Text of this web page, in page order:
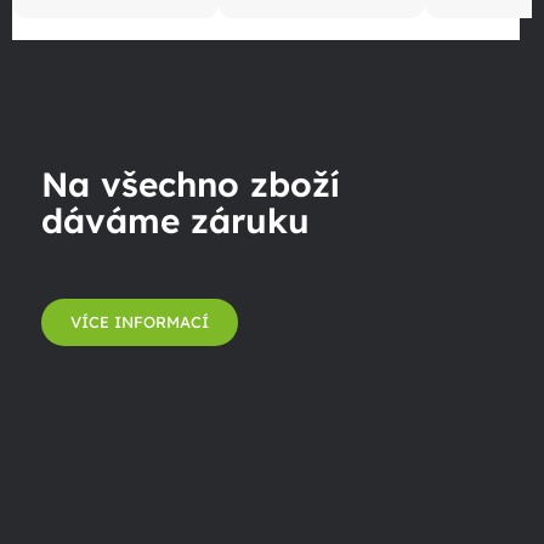
Na všechno zboží
dáváme záruku
VÍCE INFORMACÍ